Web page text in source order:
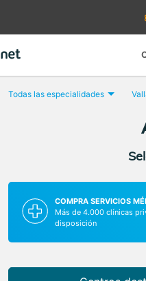
Todas las especialidades
COMPRA SERVICIOS
Más de 4.000 clínicas
disposición